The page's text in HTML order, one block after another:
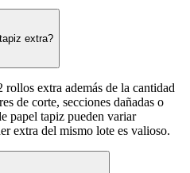
extra?
rollos extra además de la cantidad
de corte, secciones dañadas o
papel tapiz pueden variar
extra del mismo lote es valioso.